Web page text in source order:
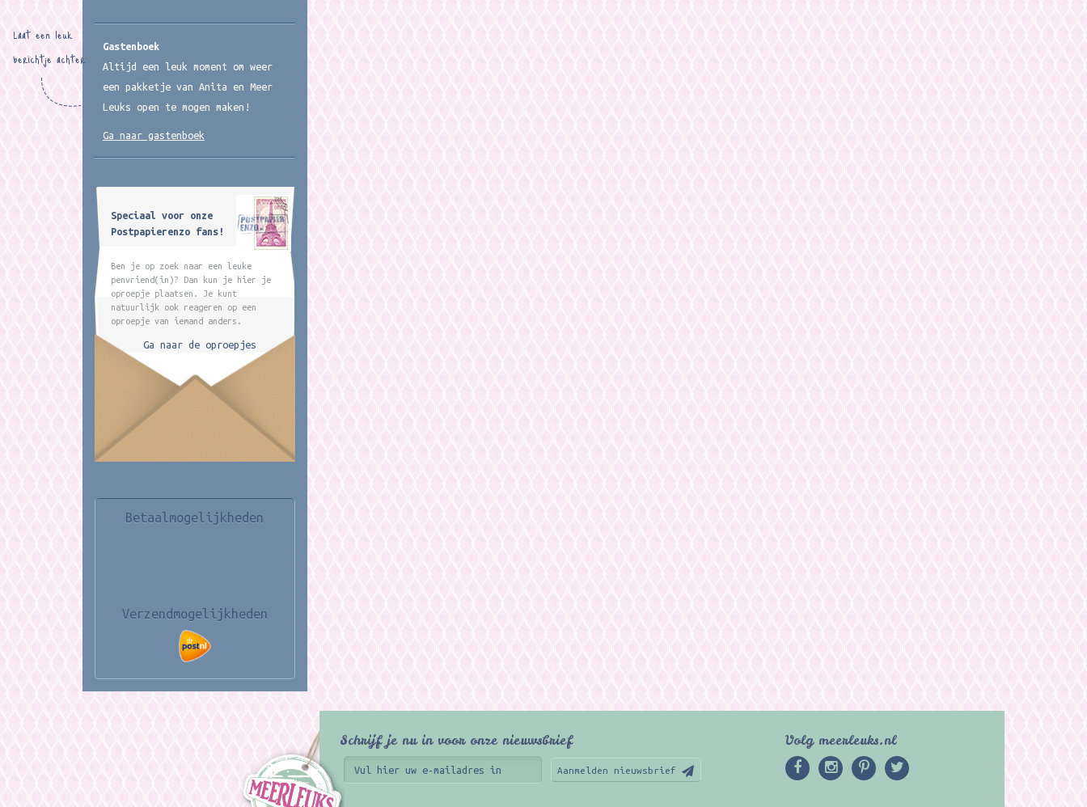
Gastenboek
Altijd een leuk moment om weer
een pakketje van Anita en Meer
Leuks open te mogen maken!
Laat een leuk
berichtje achter
Ga naar gastenboek
Speciaal voor onze
Postpapierenzo fans!
Ben je op zoek naar een leuke
penvriend(in)? Dan kun je hier je
oproepje plaatsen. Je kunt
natuurlijk ook reageren op een
oproepje van iemand anders.
Ga naar de oproepjes
Betaalmogelijkheden
Verzendmogelijkheden
Schrijf je nu in voor onze nieuwsbrief
Aanmelden nieuwsbrief
Volg meerleuks.nl